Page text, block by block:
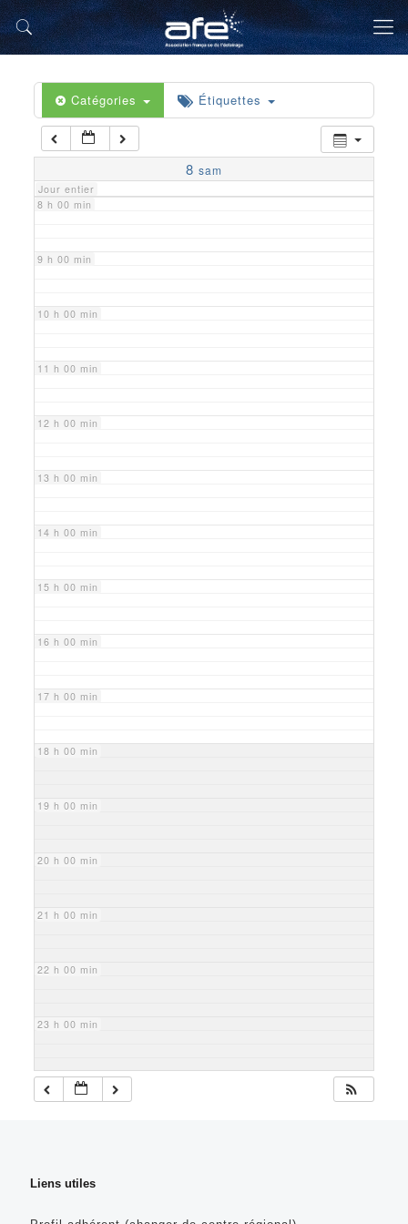
Catégories Étiquettes
8 sam
Jour entier
5 h 00 min
6 h 00 min
7 h 00 min
8 h 00 min
9 h 00 min
10 h 00 min
11 h 00 min
12 h 00 min
13 h 00 min
14 h 00 min
15 h 00 min
16 h 00 min
17 h 00 min
18 h 00 min
19 h 00 min
20 h 00 min
21 h 00 min
22 h 00 min
23 h 00 min
Liens utiles